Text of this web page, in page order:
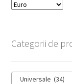
Categorii de
Universale (34)